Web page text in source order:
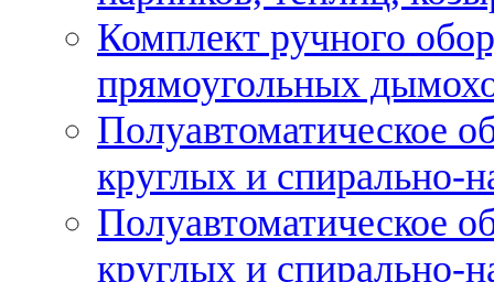
Комплект ручного
прямоугольных
Полуавтоматическое
круглых и спирально-
Полуавтоматическое
круглых и спирально-